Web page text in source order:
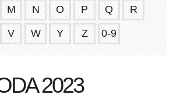
M N O P Q R
V W Y Z 0-9
2023